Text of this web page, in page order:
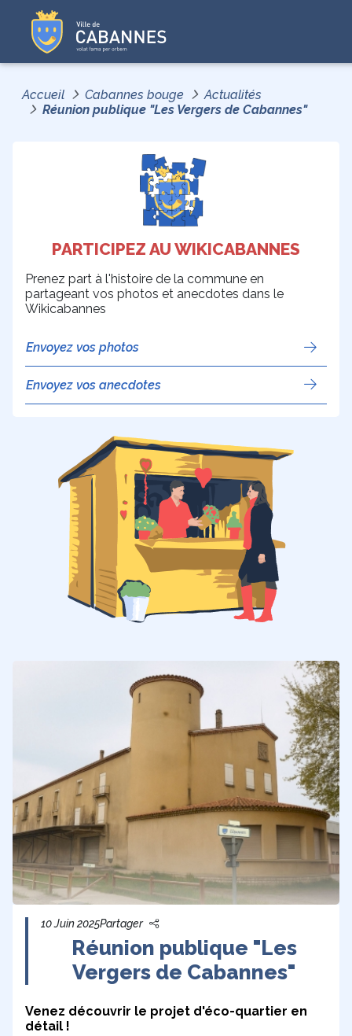
Accueil Cabannes bouge
Actualités
Réunion publique "Les Vergers de Cabannes"
PARTICIPEZ AU WIKICABANNES
Prenez part à l'histoire de la commune en
partageant vos photos et anecdotes dans le
Wikicabannes
Envoyez vos photos
Envoyez vos anecdotes
10 Juin 2025Partager
Réunion publique "Les
Vergers de Cabannes"
Venez découvrir le projet d'éco-quartier en
détail !